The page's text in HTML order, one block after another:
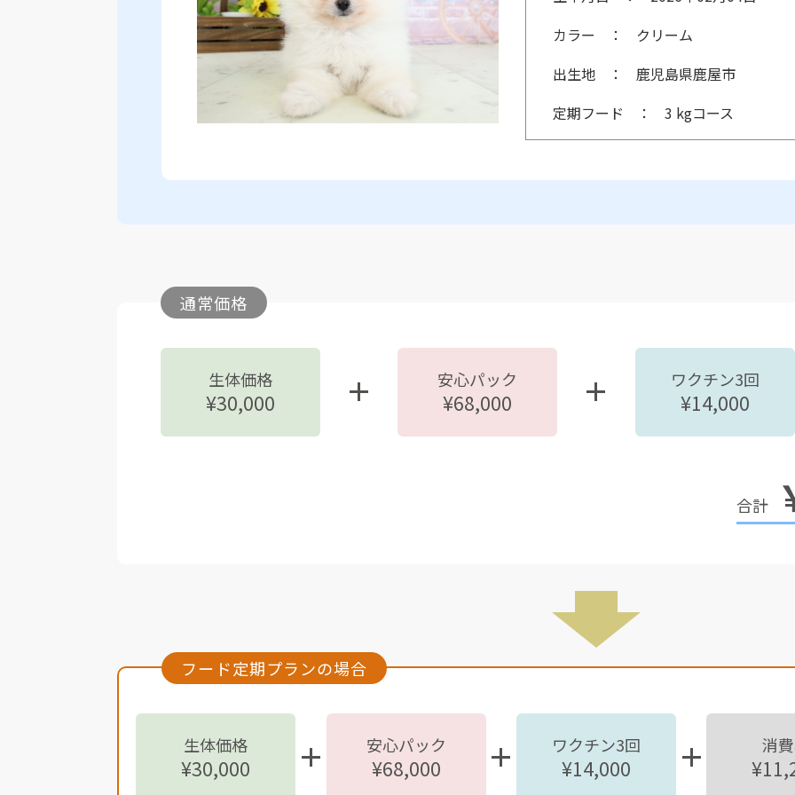
カラー
クリーム
出生地
鹿児島県鹿屋市
定期フード
3 kgコース
通常価格
生体価格
¥30,000
安心パック
¥68,000
ワクチン3回
¥14,000
フード定期プランの場合
生体価格
¥30,000
安心パック
¥68,000
ワクチン3回
¥14,000
消